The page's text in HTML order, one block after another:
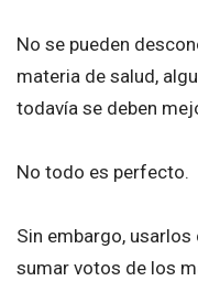
No se pueden
materia de salud,
todavía se deben
No todo es perfecto.
Sin embargo,
sumar votos de los